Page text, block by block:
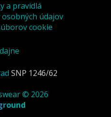
a pravidlá
údajov
cookie
SNP 1246/62
© 2026